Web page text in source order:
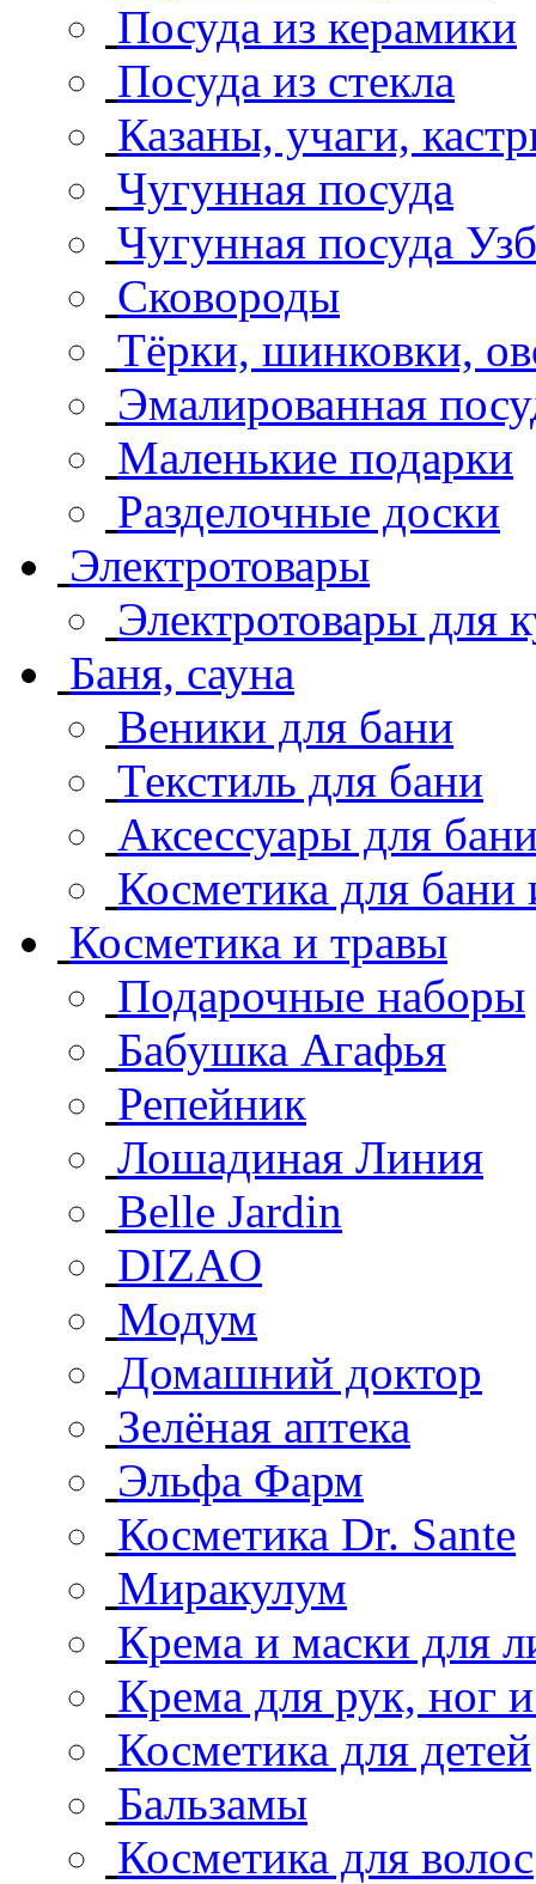
Посуда из керамики
Посуда из стекла
Казаны, учаги,
Чугунная посуда
Чугунная посуда
Сковороды
Тёрки, шинковки,
Эмалированная
Маленькие подарки
Разделочные доски
Электротовары
Электротовары для
Баня, сауна
Веники для бани
Текстиль для бани
Аксессуары для
Косметика для бани
Косметика и травы
Подарочные наборы
Бабушка Агафья
Репейник
Лошадиная Линия
Belle Jardin
DIZAO
Модум
Домашний доктор
Зелёная аптека
Эльфа Фарм
Косметика Dr. Sante
Миракулум
Крема и маски для
Крема для рук, ног
Косметика для детей
Бальзамы
Косметика для волос